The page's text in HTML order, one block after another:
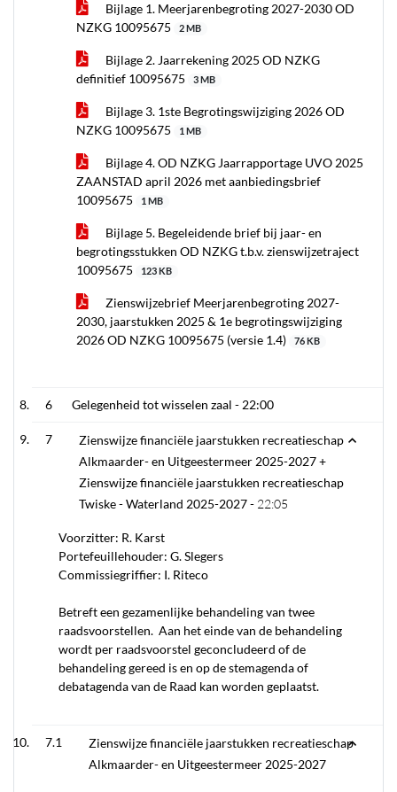
Bijlage 1. Meerjarenbegroting 2027-2030 OD
NZKG 10095675
2 MB
Bijlage 2. Jaarrekening 2025 OD NZKG
definitief 10095675
3 MB
Bijlage 3. 1ste Begrotingswijziging 2026 OD
NZKG 10095675
1 MB
Bijlage 4. OD NZKG Jaarrapportage UVO 2025
ZAANSTAD april 2026 met aanbiedingsbrief
10095675
1 MB
Bijlage 5. Begeleidende brief bij jaar- en
begrotingsstukken OD NZKG t.b.v. zienswijzetraject
10095675
123 KB
Zienswijzebrief Meerjarenbegroting 2027-
2030, jaarstukken 2025 & 1e begrotingswijziging
2026 OD NZKG 10095675 (versie 1.4)
76 KB
6 Gelegenheid tot wisselen zaal -22:00
7
Zienswijze financiële jaarstukken recreatieschap
Alkmaarder- en Uitgeestermeer 2025-2027 +
Zienswijze financiële jaarstukken recreatieschap
Twiske - Waterland 2025-2027 - 22:05
Voorzitter: R. Karst
Portefeuillehouder: G. Slegers
Commissiegriffier: I. Riteco
Betreft een gezamenlijke behandeling van twee
raadsvoorstellen. Aan het einde van de behandeling
wordt per raadsvoorstel geconcludeerd of de
behandeling gereed is en op de stemagenda of
debatagenda van de Raad kan worden geplaatst.
7.1
Zienswijze financiële jaarstukken recreatieschap
Alkmaarder- en Uitgeestermeer 2025-2027